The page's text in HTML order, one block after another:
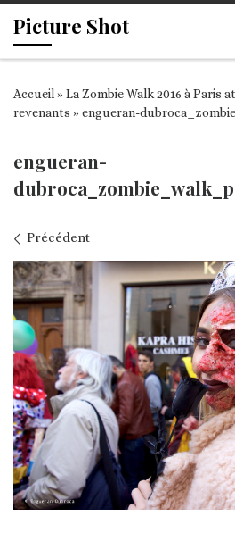
Passer au contenu
Picture Shot
Accueil» La Zombie Walk 2016 à Paris
revenants » engueran-
engueran-
Navigation des images
Précédent